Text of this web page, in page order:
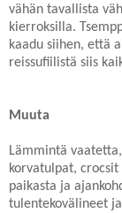
vähän tavallista
kierroksilla.
kaadu siihen, että
reissufiilistä siis
Muuta
Lämmintä
korvatulpat,
paikasta ja
tulentekovälineet